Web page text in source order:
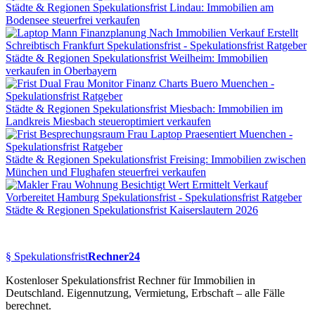
Städte & Regionen Spekulationsfrist Lindau: Immobilien am
Bodensee steuerfrei verkaufen
Städte & Regionen Spekulationsfrist Weilheim: Immobilien
verkaufen in Oberbayern
Städte & Regionen Spekulationsfrist Miesbach: Immobilien im
Landkreis Miesbach steueroptimiert verkaufen
Städte & Regionen Spekulationsfrist Freising: Immobilien zwischen
München und Flughafen steuerfrei verkaufen
Städte & Regionen Spekulationsfrist Kaiserslautern 2026
§ SpekulationsfristRechner24
Kostenloser Spekulationsfrist Rechner für Immobilien in
Deutschland. Eigennutzung, Vermietung, Erbschaft – alle Fälle
berechnet.